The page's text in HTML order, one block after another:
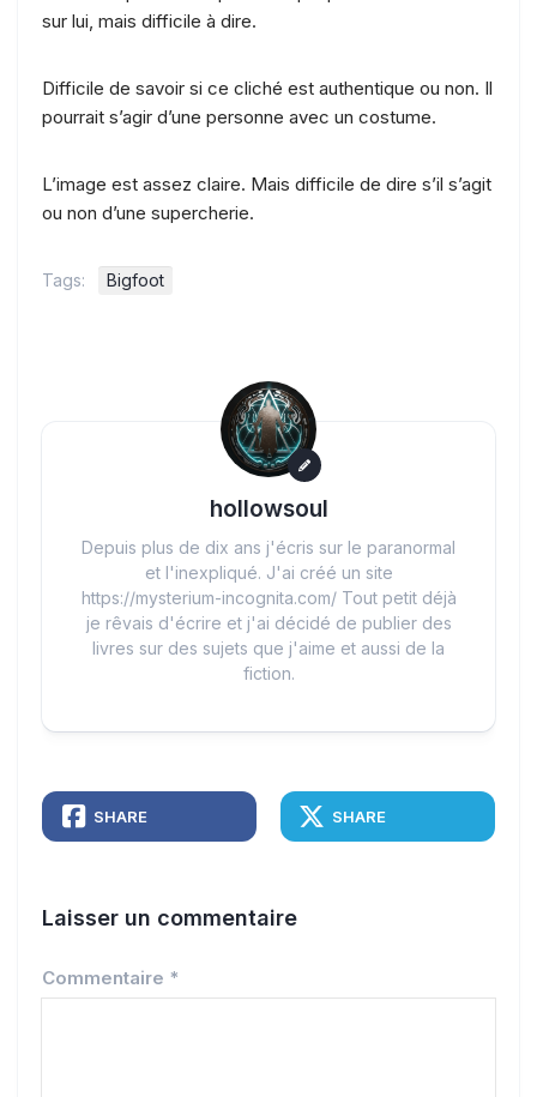
sur lui, mais difficile à dire.
Difficile de savoir si ce cliché est authentique ou non. Il
pourrait s’agir d’une personne avec un costume.
L’image est assez claire. Mais difficile de dire s’il s’agit
ou non d’une supercherie.
Tags: Bigfoot
hollowsoul
Depuis plus de dix ans j'écris sur le paranormal
et l'inexpliqué. J'ai créé un site
https://mysterium-incognita.com/ Tout petit déjà
je rêvais d'écrire et j'ai décidé de publier des
livres sur des sujets que j'aime et aussi de la
fiction.
SHARE SHARE
Laisser un commentaire
Commentaire *